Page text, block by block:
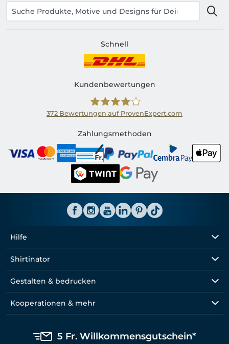
Schnell
Kundenbewertungen
Shirtinator CH
372 Bewertungen auf ProvenExpert.com
Zahlungsmethoden
Hilfe
Shirtinator
Gestalten & bedrucken
Kooperationen & mehr
5 Fr. Willkommensgutschein*